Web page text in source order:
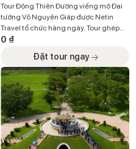
Tour Động Thiên Đường viếng mộ Đại
tướng Võ Nguyên Giáp được Netin
Travel tổ chức hàng ngày. Tour ghép
khách thăm quan hai địa danh nổi bật
Vũng Chùa Đảo Yến và động khô dài
nhất Châu Á động Thiên Đường. Với
tour Thiên Đường viếng […]
0 ₫
Đặt tour ngay